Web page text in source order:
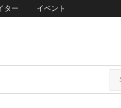
ター イベント